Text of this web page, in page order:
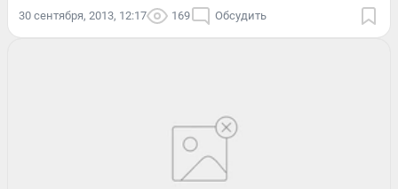
30 сентября, 2013, 12:17 169 Обсудить